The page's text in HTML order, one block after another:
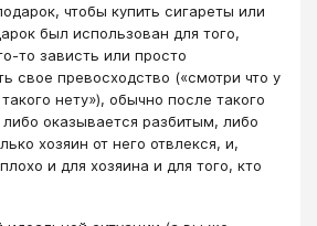
чтобы купить сигареты или
был использован для того,
то зависть или просто
свое превосходство («смотри что у
нету»), обычно после такого
оказывается разбитым, либо
хозяин от него отвлекся, и,
и для хозяина и для того, кто